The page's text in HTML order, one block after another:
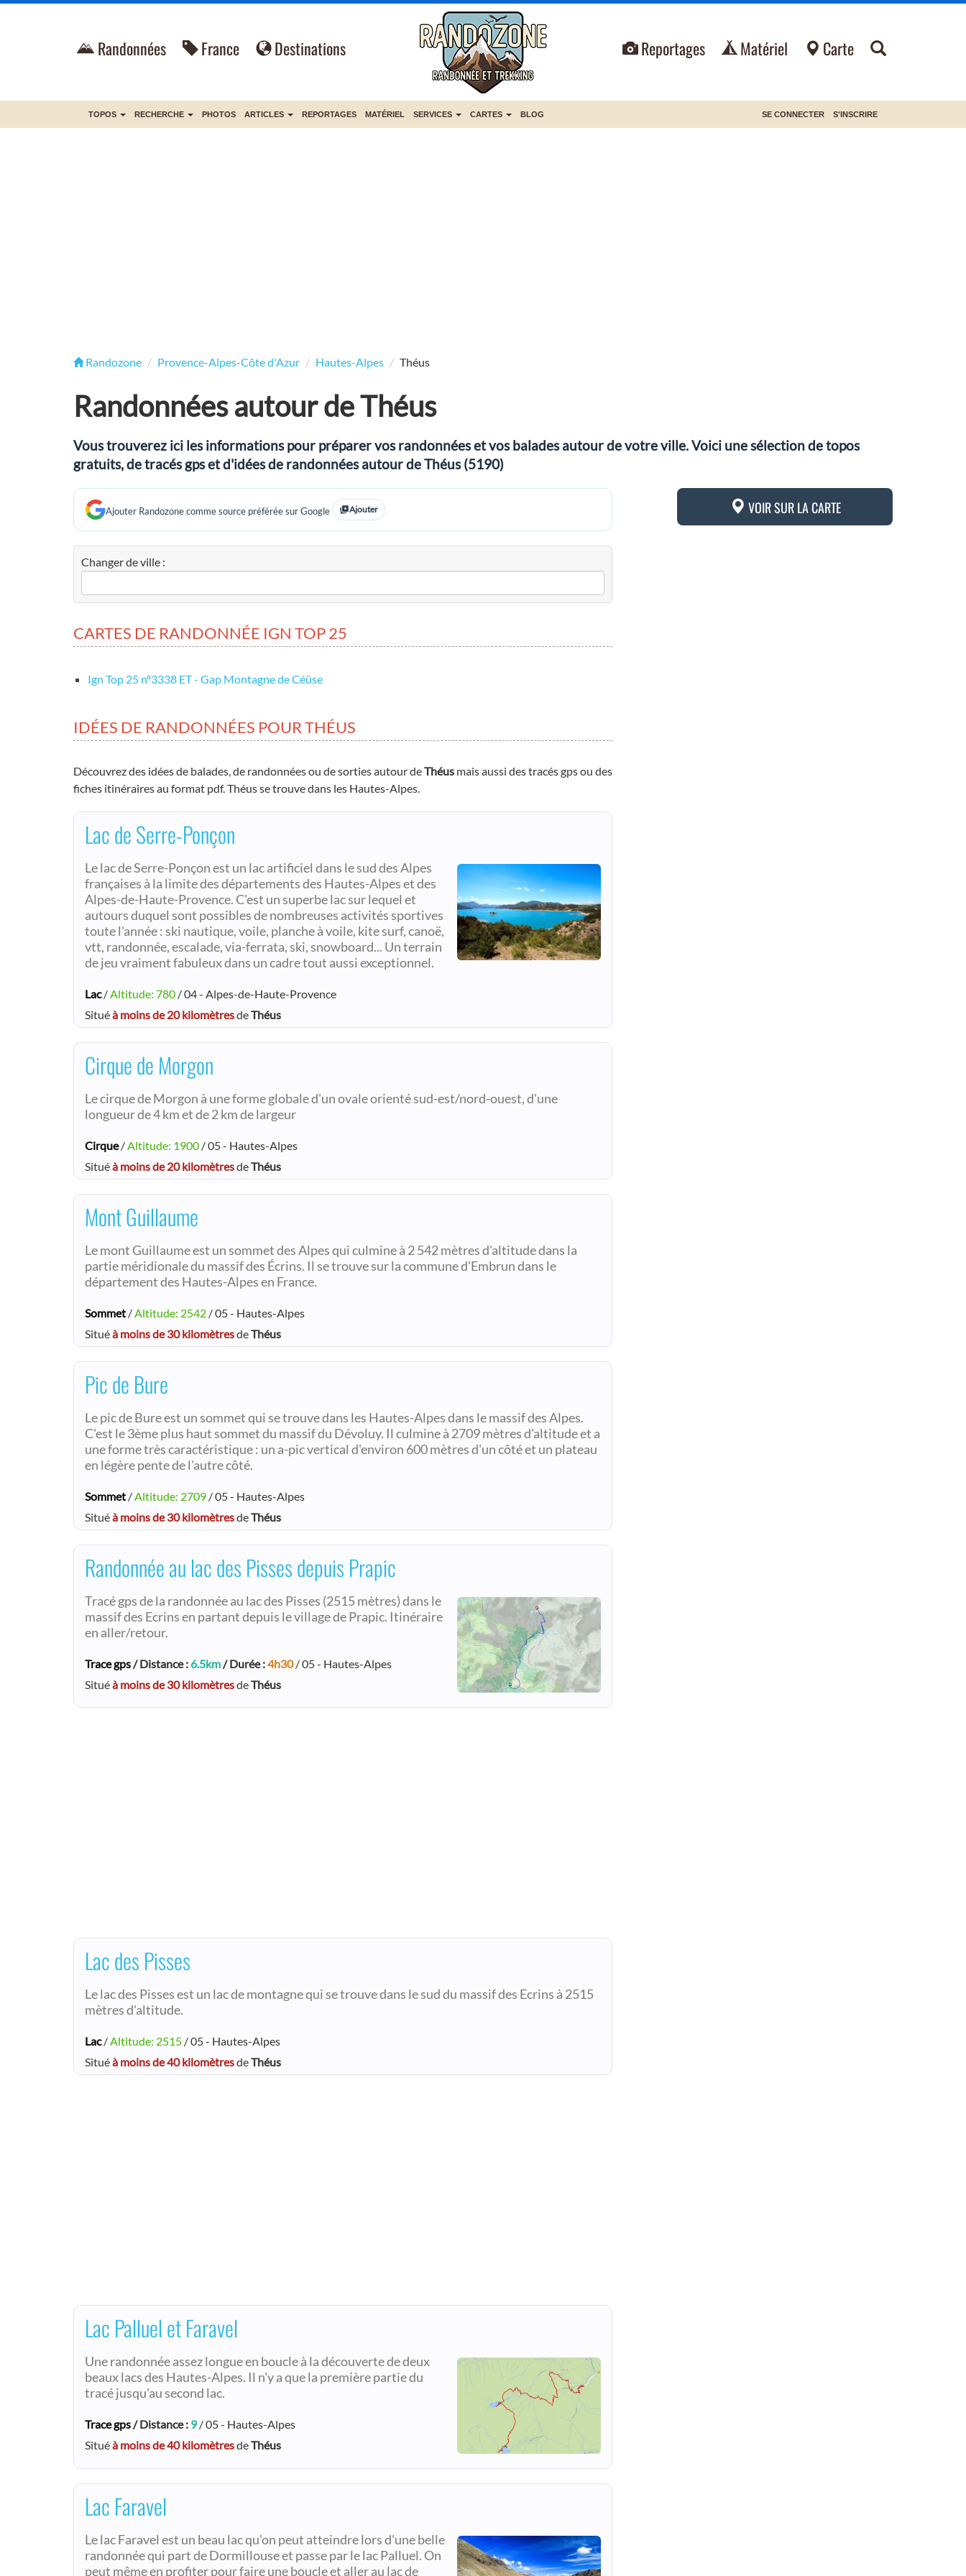
Randonnées France Destinations Reportages Matériel Carte
TOPOS RECHERCHE PHOTOS ARTICLES REPORTAGES MATÉRIEL SERVICES CARTES BLOG SE CONNECTER S'INSCRIRE
Randozone Provence-Alpes-Côte d'Azur Hautes-Alpes Théus
Randonnées autour de Théus
Vous trouverez ici les informations pour préparer vos randonnées et vos balades autour de votre ville. Voici une sélection de topos
gratuits, de tracés gps et d'idées de randonnées autour de Théus (5190)
Ajouter Randozone comme source préférée sur Google Ajouter
Changer de ville :
CARTES DE RANDONNÉE IGN TOP 25
Ign Top 25 nº3338 ET - Gap Montagne de Céüse
IDÉES DE RANDONNÉES POUR THÉUS
Découvrez des idées de balades, de randonnées ou de sorties autour deThéus mais aussi des tracés gps ou des
fiches itinéraires au format pdf. Théus se trouve dans les Hautes-Alpes.
Lac de Serre-Ponçon
Le lac de Serre-Ponçon est un lac artificiel dans le sud des Alpes
françaises à la limite des départements des Hautes-Alpes et des
Alpes-de-Haute-Provence. C'est un superbe lac sur lequel et
autours duquel sont possibles de nombreuses activités sportives
toute l'année : ski nautique, voile, planche à voile, kite surf, canoë,
vtt, randonnée, escalade, via-ferrata, ski, snowboard... Un terrain
de jeu vraiment fabuleux dans un cadre tout aussi exceptionnel.
Lac/Altitude: 780 / 04 - Alpes-de-Haute-Provence
Situéà moins de 20 kilomètresdeThéus
Cirque de Morgon
Le cirque de Morgon à une forme globale d'un ovale orienté sud-est/nord-ouest, d'une
longueur de 4 km et de 2 km de largeur
Cirque/Altitude: 1900 / 05 - Hautes-Alpes
Situéà moins de 20 kilomètresdeThéus
Mont Guillaume
Le mont Guillaume est un sommet des Alpes qui culmine à 2 542 mètres d'altitude dans la
partie méridionale du massif des Écrins. Il se trouve sur la commune d'Embrun dans le
département des Hautes-Alpes en France.
Sommet /Altitude: 2542 / 05 - Hautes-Alpes
Situéà moins de 30 kilomètresdeThéus
Pic de Bure
Le pic de Bure est un sommet qui se trouve dans les Hautes-Alpes dans le massif des Alpes.
C'est le 3ème plus haut sommet du massif du Dévoluy. Il culmine à 2709 mètres d'altitude et a
une forme très caractéristique : un a-pic vertical d'environ 600 mètres d'un côté et un plateau
en légère pente de l'autre côté.
Sommet /Altitude: 2709 / 05 - Hautes-Alpes
Situéà moins de 30 kilomètresdeThéus
Randonnée au lac des Pisses depuis Prapic
Tracé gps de la randonnée au lac des Pisses (2515 mètres) dans le
massif des Ecrins en partant depuis le village de Prapic. Itinéraire
en aller/retour.
Trace gps/ Distance : 6.5km/ Durée :4h30/ 05 - Hautes-Alpes
Situéà moins de 30 kilomètresdeThéus
Lac des Pisses
Le lac des Pisses est un lac de montagne qui se trouve dans le sud du massif des Ecrins à 2515
mètres d'altitude.
Lac/Altitude: 2515 / 05 - Hautes-Alpes
Situéà moins de 40 kilomètresdeThéus
Lac Palluel et Faravel
Une randonnée assez longue en boucle à la découverte de deux
beaux lacs des Hautes-Alpes. Il n'y a que la première partie du
tracé jusqu'au second lac.
Trace gps/ Distance : 9/ 05 - Hautes-Alpes
Situéà moins de 40 kilomètresdeThéus
Lac Faravel
Le lac Faravel est un beau lac qu'on peut atteindre lors d'une belle
randonnée qui part de Dormillouse et passe par le lac Palluel. On
peut même en profiter pour faire une boucle et aller au lac de
VOIR SUR LA CARTE